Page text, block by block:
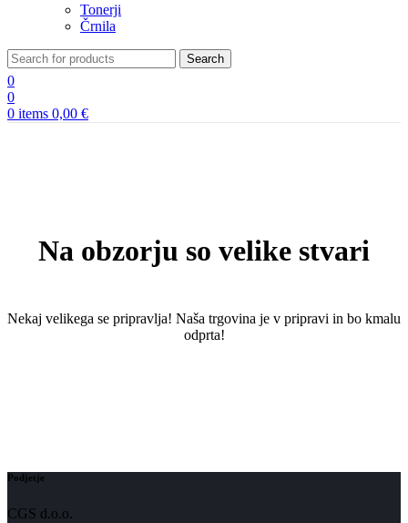
Tonerji
Črnila
Search
0
0
0 items 0,00 €
Na obzorju so velike stvari
Nekaj ​​velikega se pripravlja! Naša trgovina je v pripravi in ​​bo kmalu
odprta!
Podjetje
CGS d.o.o.